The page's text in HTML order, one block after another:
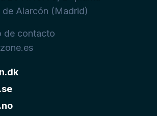
de Alarcón (Madrid)
de contacto